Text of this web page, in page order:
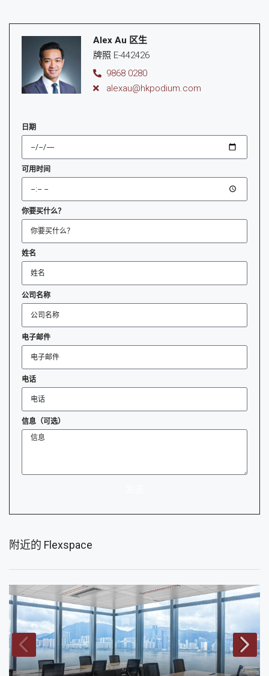
Alex Au 区生
牌照 E-442426
9868 0280
alexau@hkpodium.com
日期
可用时间
你要买什么？
姓名
公司名称
电子邮件
电话
信息（可选）
附近的 Flexspace